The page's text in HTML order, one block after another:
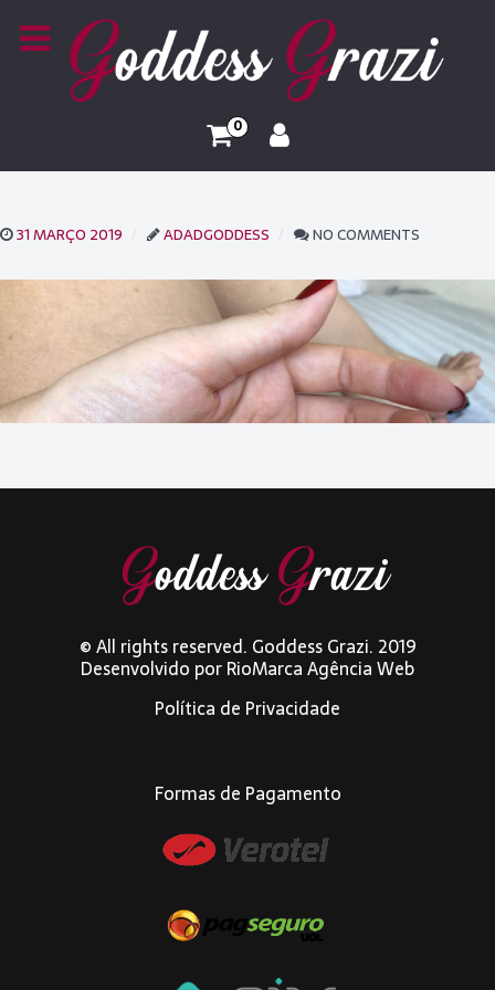
0
31 MARÇO 2019 ADADGODDESS NO COMMENTS
© All rights reserved. Goddess Grazi. 2019
Desenvolvido porRioMarca Agência Web
Política de Privacidade
Formas de Pagamento